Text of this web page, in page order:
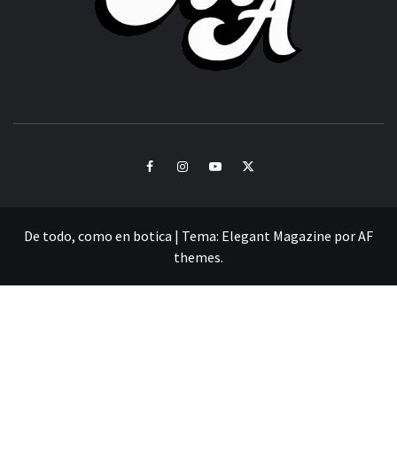
FacebookInstagramYoutubeTwitter
De todo, como en botica | Tema: Elegant Magazine porAF
themes.